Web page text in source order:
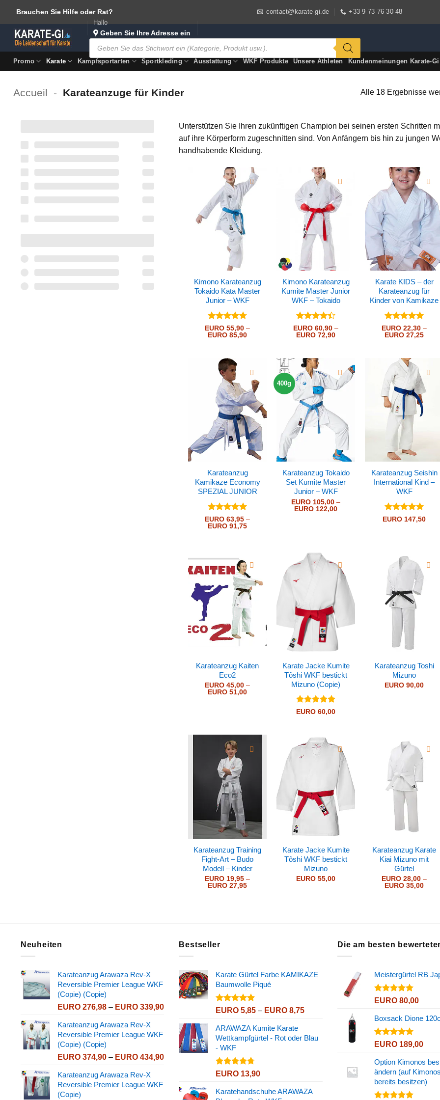
springen
. Brauchen Sie Hilfe oder Rat? contact@karate-gi.de
+33 9 73 76 30 48
Hallo
Geben Sie Ihre Adresse ein
Products
search
Promo Karate Kampfsportarten Sportkleding Ausstattung WKF Produkte Unsere Athleten Kundenmeinungen Karate-Gi
Accueil - Karateanzuge für Kinder Alle 18 Ergebnisse
Unterstützen Sie Ihren zukünftigen Champion bei seinen ersten Schritten
auf ihre Körperform zugeschnitten sind. Von Anfängern bis hin zu jungen
handhabende Kleidung.
Kimono Karateanzug
Tokaido Kata Master
Junior – WKF
Bewertet
mit4.71
EURO 55,90 –
EURO 85,90Preisspanne:
Kimono Karateanzug
Kumite Master Junior
WKF – Tokaido
Bewertet
mit4.42
EURO 60,90 –
EURO 72,90Preisspanne:
Karate KIDS – der
Karateanzug für
Kinder von Kamikaze
Bewertet
mit5von
EURO 22,30 –
EURO 27,25
Karateanzug
Kamikaze Economy
SPEZIAL JUNIOR
Bewertet
mit5von
EURO 63,95 –
EURO 91,75Preisspanne:
400g
Karateanzug Tokaido
Set Kumite Master
Junior – WKF
EURO 105,00 –
EURO 122,00Preisspanne:
Karateanzug Seishin
International Kind –
WKF
Bewertet
EURO 147,50
Karateanzug Kaiten
Eco2
EURO 45,00 –
EURO 51,00Preisspanne:
Karate Jacke Kumite
Tôshi WKF bestickt
Mizuno (Copie)
Bewertet
EURO 60,00
Karateanzug Toshi
Mizuno
EURO 90,00
Karateanzug Training
Fight-Art – Budo
Modell – Kinder
EURO 19,95 –
EURO 27,95Preisspanne:
Karate Jacke Kumite
Tôshi WKF bestickt
Mizuno
EURO 55,00
Karateanzug Karate
Kiai Mizuno mit
Gürtel
EURO 28,00 –
EURO 35,00
Neuheiten
Karateanzug Arawaza Rev-X
Reversible Premier League WKF
(Copie) (Copie)
EURO276,98 – EURO339,90Preisspanne:
EURO 339,90
Karateanzug Arawaza Rev-X
Reversible Premier League WKF
(Copie) (Copie)
EURO374,90 – EURO434,90Preisspanne:
EURO 434,90
Karateanzug Arawaza Rev-X
Reversible Premier League WKF
(Copie)
Bestseller
Karate Gürtel Farbe KAMIKAZE
Baumwolle Piqué
Bewertet
von 5
EURO 5,85 – EURO 8,75Preisspanne:
EURO 8,75
ARAWAZA Kumite Karate
Wettkampfgürtel - Rot oder Blau
- WKF
Bewertet
von 5
EURO 13,90
Karatehandschuhe ARAWAZA
Die am besten
Meistergürtel RB
Bewertet
von 5
EURO 80,00
Boxsack Dione
Bewertet
von 5
EURO 189,00
Option Kimonos
ändern (auf
bereits besitzen)